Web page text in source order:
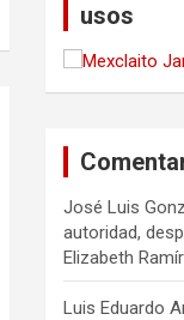
usos
José Luis
autoridad,
Elizabeth
Luis Eduardo